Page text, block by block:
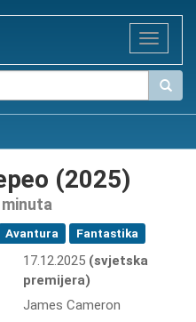
Toggle
(2025)
Avantura Fantastika
17.12.2025 (svjetska
premijera)
James Cameron